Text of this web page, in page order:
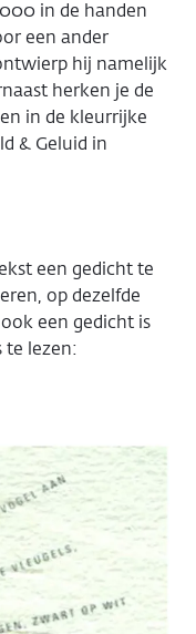
in de handen
een ander
hij namelijk
herken je de
in de kleurrijke
& Geluid in
een gedicht te
op dezelfde
een gedicht is
te lezen: